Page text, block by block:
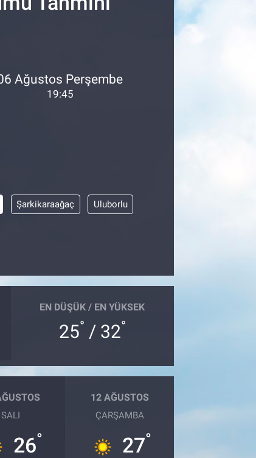
Ağustos Perşembe
19:45
Şarkikaraağaç Uluborlu
EN DÜŞÜK / EN YÜKSEK
25° / 32°
SALI
26°
12 AĞUSTOS
ÇARŞAMBA
27°